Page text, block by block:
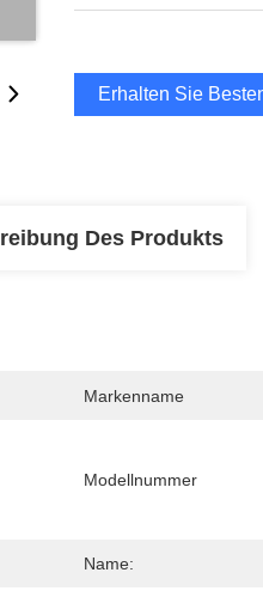
Erhalten Sie
Des Produkts
Markenname
Modellnummer
Name: